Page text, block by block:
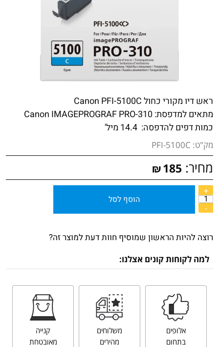
ראש דיו מקורי כחול Canon PFI-5100C
מתאים למדפסת: Canon IMAGEPROGRAF PRO-310
כמות דפים להדפסה: 14.4 מיל'
מק"ט: PFI-5100C
מחיר: ₪185
הוסף לסל
רוצה להיות הראשון שמוסיף חוות דעת למוצר זה?
למה לקוחות קונים אצלנו:
אלופים
בתחום
משלוחים
מהירים
קנייה
מאובטחת